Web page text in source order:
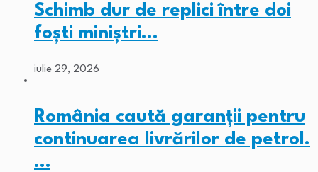
Schimb dur de replici între doi
foști miniștri…
iulie 29, 2026
România caută garanții pentru
continuarea livrărilor de petrol.
…